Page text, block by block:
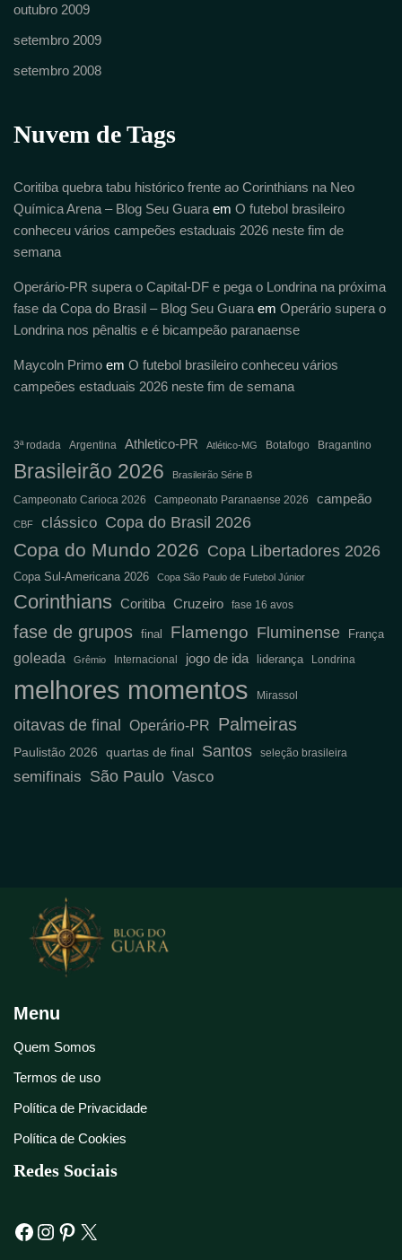
outubro 2009
setembro 2009
setembro 2008
Nuvem de Tags
Coritiba quebra tabu histórico frente ao Corinthians na Neo
Química Arena – Blog Seu Guara em O futebol brasileiro
conheceu vários campeões estaduais 2026 neste fim de
semana
Operário-PR supera o Capital-DF e pega o Londrina na próxima
fase da Copa do Brasil – Blog Seu Guara em Operário supera o
Londrina nos pênaltis e é bicampeão paranaense
Maycoln Primo em O futebol brasileiro conheceu vários
campeões estaduais 2026 neste fim de semana
3ª rodada Argentina Athletico-PR Atlético-MG Botafogo Bragantino
Brasileirão 2026 Brasileirão Série B
Campeonato Carioca 2026 Campeonato Paranaense 2026 campeão
CBF clássico Copa do Brasil 2026
Copa do Mundo 2026 Copa Libertadores 2026
Copa Sul-Americana 2026 Copa São Paulo de Futebol Júnior
Corinthians Coritiba Cruzeiro fase 16 avos
fase de grupos final Flamengo Fluminense França
goleada Grêmio Internacional jogo de ida liderança Londrina
melhores momentos Mirassol
oitavas de final Operário-PR Palmeiras
Paulistão 2026 quartas de final Santos seleção brasileira
semifinais São Paulo Vasco
Menu
Quem Somos
Termos de uso
Política de Privacidade
Política de Cookies
Redes Sociais